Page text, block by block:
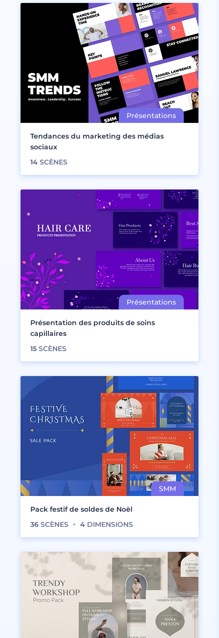
Tendances du marketing des médias
sociaux
14 SCÈNES
Présentation des produits de soins
capillaires
15 SCÈNES
Pack festif de soldes de Noël
36 SCÈNES 4 DIMENSIONS